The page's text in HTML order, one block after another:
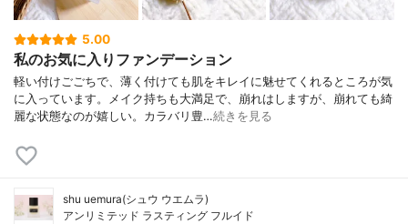
5.00
私のお気に入りファンデーション
軽い付けごごちで、薄く付けても肌をキレイに魅せてくれるところが気
に入っています。メイク持ちも大満足で、崩れはしますが、崩れても綺
麗な状態なのが嬉しい。カラバリ豊…続きを見る
shu uemura(シュウ ウエムラ)
アンリミテッド ラスティング フルイド